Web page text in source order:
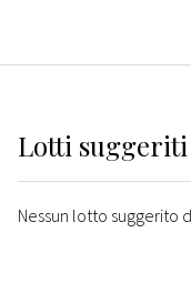
Lotti suggeriti
Nessun lotto suggerito